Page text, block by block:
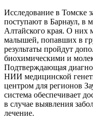
Исследование в Томске
поступают в Барнаул, в
Алтайского края. О них
малышей, попавших в
результаты пройдут
биохимическими и
Подтверждающая
НИИ медицинской
центром для регионов
система обеспечивает
в случае выявления
лечение.